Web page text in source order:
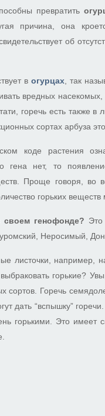
превратить
причина, она
об
в огурцах, так
вредных
горечь есть также в
сортах арбуза
коде растения
гена нет, то
Проще говоря, во
горьких веществ
генофонде?
Неросимый,
листочки, например,
горькие?
сортов. Горечь
дать “вспышку”
горькими. Это имеет